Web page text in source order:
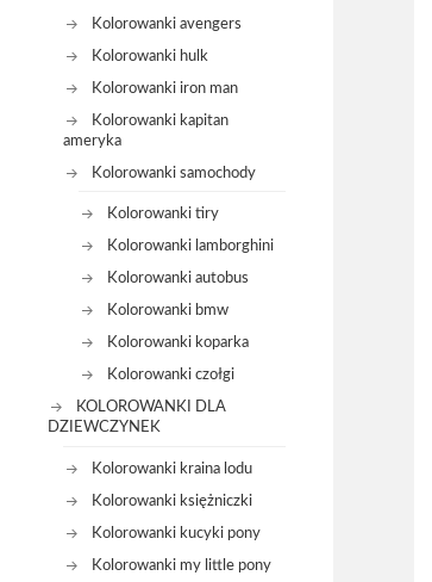
Kolorowanki avengers
Kolorowanki hulk
Kolorowanki iron man
Kolorowanki kapitan
ameryka
Kolorowanki samochody
Kolorowanki tiry
Kolorowanki lamborghini
Kolorowanki autobus
Kolorowanki bmw
Kolorowanki koparka
Kolorowanki czołgi
KOLOROWANKI DLA
DZIEWCZYNEK
Kolorowanki kraina lodu
Kolorowanki księżniczki
Kolorowanki kucyki pony
Kolorowanki my little pony